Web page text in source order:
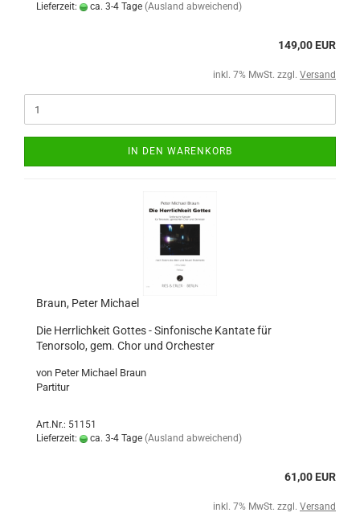
Lieferzeit:
ca. 3-4 Tage (Ausland abweichend)
149,00 EUR
inkl. 7% MwSt. zzgl. Versand
IN DEN WARENKORB
Braun, Peter Michael
Die Herrlichkeit Gottes - Sinfonische Kantate für
Tenorsolo, gem. Chor und Orchester
von Peter Michael Braun
Partitur
Art.Nr.: 51151
Lieferzeit:
ca. 3-4 Tage (Ausland abweichend)
61,00 EUR
inkl. 7% MwSt. zzgl. Versand